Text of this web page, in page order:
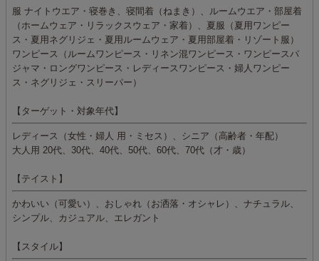
服 ナイトウエア・寝巻き、寝間着（ねまき）、ルームウエア・部屋着
（ホームウェア・リラックスウェア・家着）、夏服（夏用ワンピー
ス・夏用ネグリジェ・夏用ルームウェア・夏用部屋着・リゾート服）
ワンピース（ルームワンピース・リネン混ワンピース・ワンピースパ
ジャマ・ロングワンピース・レディースワンピース・婦人ワンピー
ス・ネグリジェ・スリーパー）
【ターゲット・対象年代】
レディース（女性・婦人 用・ミセス）、シニア（高齢者・年配）
大人用 20代、30代、40代、50代、60代、70代（才・歳）
【テイスト】
かわいい（可愛い）、おしゃれ（お洒落・オシャレ）、ナチュラル、
シンプル、カジュアル、エレガント
【スタイル】